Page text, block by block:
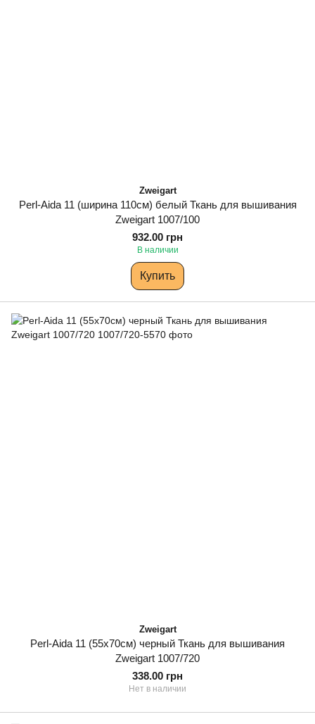
Zweigart
Perl-Aida 11 (ширина 110см) белый Ткань для вышивания
Zweigart 1007/100
932.00 грн
В наличии
Купить
Zweigart
Perl-Aida 11 (55х70см) черный Ткань для вышивания
Zweigart 1007/720
338.00 грн
Нет в наличии